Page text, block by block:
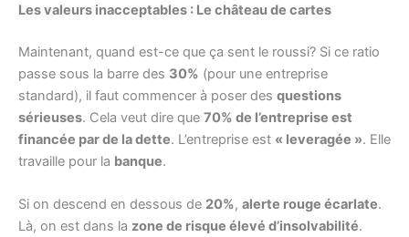
Les valeurs inacceptables : Le château de cartes
Maintenant, quand est-ce que ça sent le roussi? Si ce ratio
passe sous la barre des 30% (pour une entreprise
standard), il faut commencer à poser des questions
sérieuses. Cela veut dire que 70% de l’entreprise est
financée par de la dette. L’entreprise est « leveragée ». Elle
travaille pour la banque.
Si on descend en dessous de 20%, alerte rouge écarlate.
Là, on est dans la zone de risque élevé d’insolvabilité.